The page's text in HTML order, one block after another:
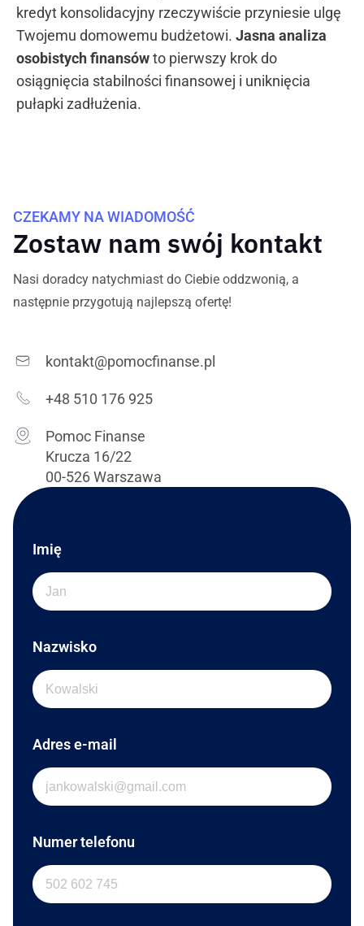
kredyt konsolidacyjny rzeczywiście przyniesie ulgę
Twojemu domowemu budżetowi. Jasna analiza
osobistych finansówto pierwszy krok do
osiągnięcia stabilności finansowej i uniknięcia
pułapki zadłużenia.
CZEKAMY NA WIADOMOŚĆ
Zostaw nam swój kontakt
Nasi doradcy natychmiast do Ciebie oddzwonią, a
następnie przygotują najlepszą ofertę!
kontakt@pomocfinanse.pl
+48 510 176 925
Pomoc Finanse
Krucza 16/22
00-526 Warszawa
Imię
Nazwisko
Adres e-mail
Numer telefonu